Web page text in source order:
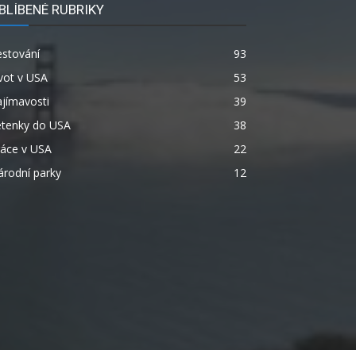
RUBRIKY
93
v USA
53
39
do USA
38
v USA
22
parky
12